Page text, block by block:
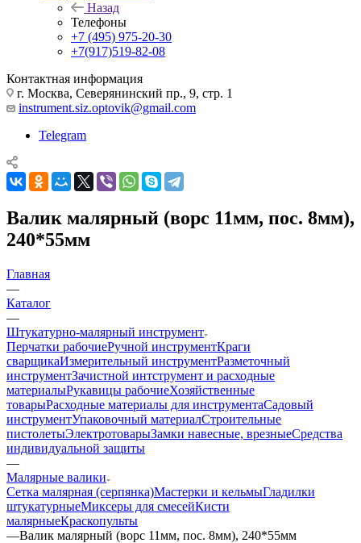
Назад
Телефоны
+7 (495) 975-20-30
+7(917)519-82-08
Контактная информация
г. Москва, Северянинский пр., 9, стр. 1
instrument.siz.optovik@gmail.com
Telegram
Валик малярный (ворс 11мм, пос. 8мм),
240*55мм
Главная
—
Каталог
—
Штукатурно-малярный инструмент
Перчатки рабочиеРучной инструментКраги
сварщикаИзмерительный инструментРазметочный
инструментЗачистной интструмент и расходные
материалыРукавицы рабочиеХозяйственные
товарыРасходные материалы для инструментаСадовый
инструментУпаковочный материалСтроительные
пистолетыЭлектротоварыЗамки навесные, врезныеСредства
индивидуальной защиты
—
Малярные валики
Сетка малярная (серпянка)Мастерки и кельмыГладилки
штукатурныеМиксеры для смесейКисти
малярныеКраскопульты
—Валик малярный (ворс 11мм, пос. 8мм), 240*55мм